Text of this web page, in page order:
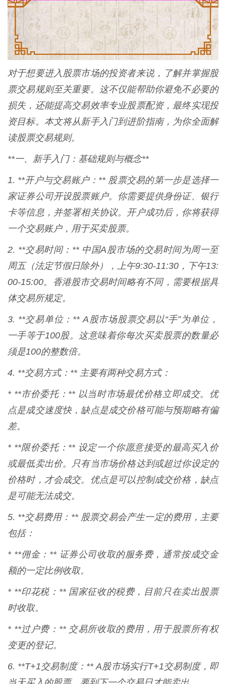
对于想要进入股票市场的投资者来说，了解并掌握股
票交易规则至关重要。这不仅能帮助你避免不必要的
损失，还能提高交易效率专业股票配资，最终实现投
资目标。本文将从新手入门到进阶指南，为你全面解
读股票交易规则。
**一、新手入门：基础规则与概念**
1. **开户与交易账户：** 股票交易的第一步是选择一
家证券公司开设股票账户。你需要提供身份证、银行
卡等信息，并签署相关协议。开户成功后，你将获得
一个交易账户，用于买卖股票。
2. **交易时间：** 中国A股市场的交易时间为周一至
周五（法定节假日除外），上午9:30-11:30，下午13:
00-15:00。香港股市交易时间略有不同，需要根据具
体交易所规定。
3. **交易单位：** A股市场股票交易以“手”为单位，
一手等于100股。这意味着你每次买卖股票的数量必
须是100的整数倍。
4. **交易方式：** 主要有两种交易方式：
* **市价委托：** 以当时市场最优价格立即成交。优
点是成交速度快，缺点是成交价格可能与预期略有偏
差。
* **限价委托：** 设定一个你愿意接受的最高买入价
或最低卖出价。只有当市场价格达到或超过你设定的
价格时，才会成交。优点是可以控制成交价格，缺点
是可能无法成交。
5. **交易费用：** 股票交易会产生一定的费用，主要
包括：
* **佣金：** 证券公司收取的服务费，通常按成交金
额的一定比例收取。
* **印花税：** 国家征收的税费，目前只在卖出股票
时收取。
* **过户费：** 交易所收取的费用，用于股票所有权
变更的登记。
6. **T+1交易制度：** A股市场实行T+1交易制度，即